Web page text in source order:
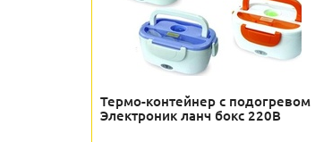
Термо-контейнер с подогревом
Электроник ланч бокс 220В